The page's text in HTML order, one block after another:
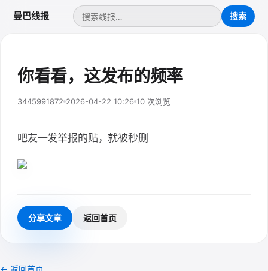
曼巴线报
你看看，这发布的频率
3445991872 2026-04-22 10:26 10 次浏览
吧友一发举报的贴，就被秒删
分享文章 返回首页
← 返回首页